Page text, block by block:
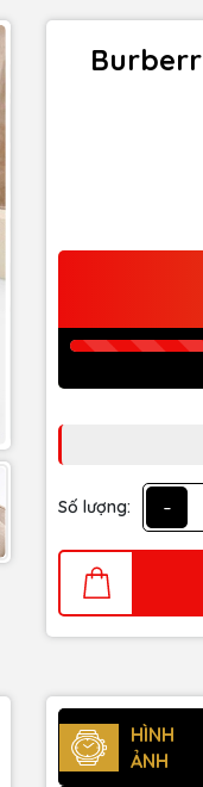
Số lượng: -
HÌNH
ẢNH